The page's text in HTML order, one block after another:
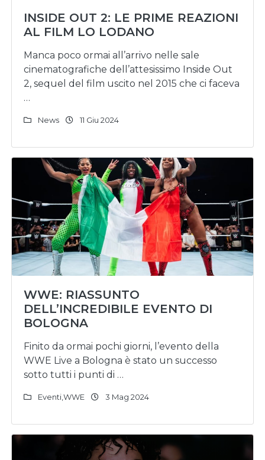
INSIDE OUT 2: LE PRIME REAZIONI
AL FILM LO LODANO
Manca poco ormai all’arrivo nelle sale
cinematografiche dell’attesissimo Inside Out
2, sequel del film uscito nel 2015 che ci faceva
…
News 11 Giu 2024
WWE: RIASSUNTO
DELL’INCREDIBILE EVENTO DI
BOLOGNA
Finito da ormai pochi giorni, l’evento della
WWE Live a Bologna è stato un successo
sotto tutti i punti di …
EventiWWE 3 Mag 2024